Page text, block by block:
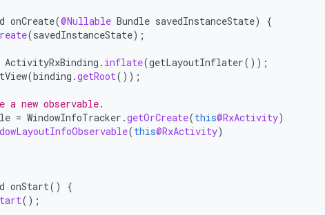
onCreate(@Nullable Bundle savedInstanceState)
{
(savedInstanceState);
ActivityRxBinding . inflate(getLayoutInflater());
(binding .getRoot());
a new observable.
= WindowInfoTracker .getOrCreate(this@RxActivity)
(this@RxActivity)
onStart()
{
();